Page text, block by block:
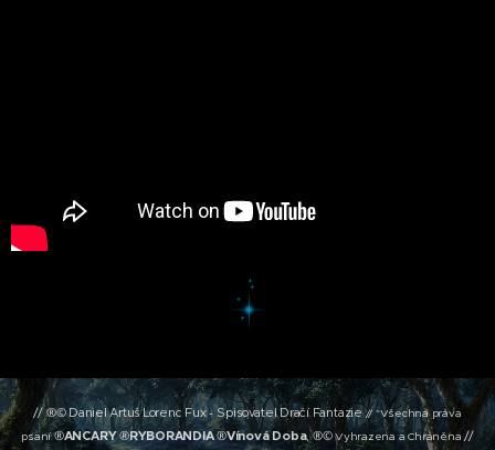
// ®© Daniel Artuš Lorenc Fux- Spisovatel Dračí Fantazie// *Všechna práva
psaní®ANCARY®RYBORANDIA®VínováDoba, ®©Vyhrazena a Chráněna//